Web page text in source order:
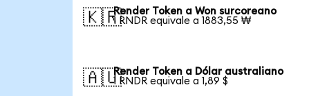
🇰🇷Render Token a Won surcoreano
1 RNDR equivale a 1883,55 ₩
🇦🇺Render Token a Dólar australiano
1 RNDR equivale a 1,89 $